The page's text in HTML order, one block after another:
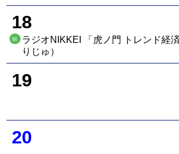
18
M
ラジオNIKKEI 「虎ノ門 トレンド経
りじゅ）
19
20